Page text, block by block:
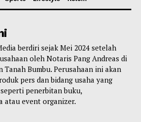
berdiri sejak Mei 2024 setelah
oleh Notaris Pang Andreas di
Tanah Bumbu. Perusahaan ini akan
pers dan bidang usaha yang
penerbitan buku,
atau event organizer.